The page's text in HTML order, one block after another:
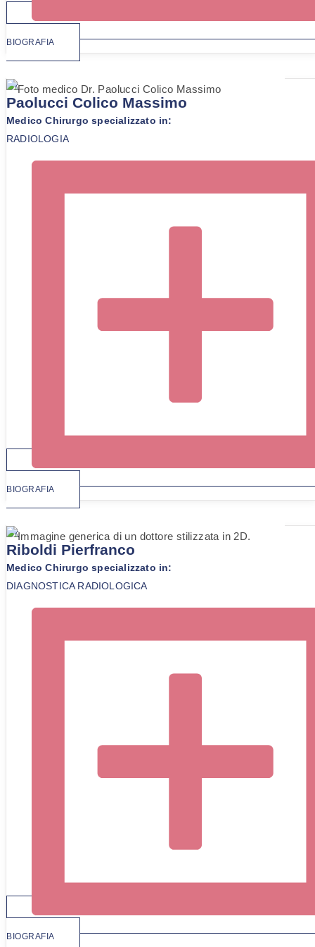
BIOGRAFIA
Dr.
Paolucci Colico Massimo
Medico Chirurgo specializzato in:
RADIOLOGIA
BIOGRAFIA
Dr.
Riboldi Pierfranco
Medico Chirurgo specializzato in:
DIAGNOSTICA RADIOLOGICA
BIOGRAFIA